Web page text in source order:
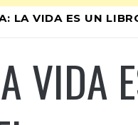
LA VIDA ES UN
VIDA